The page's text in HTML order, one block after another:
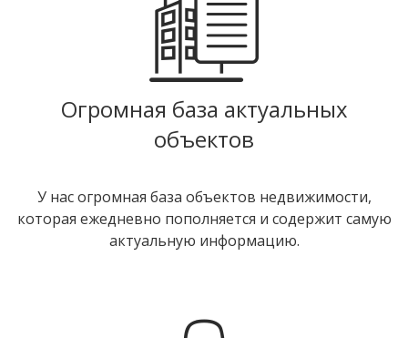
Огромная база актуальных
объектов
У нас огромная база объектов недвижимости,
которая ежедневно пополняется и содержит самую
актуальную информацию.